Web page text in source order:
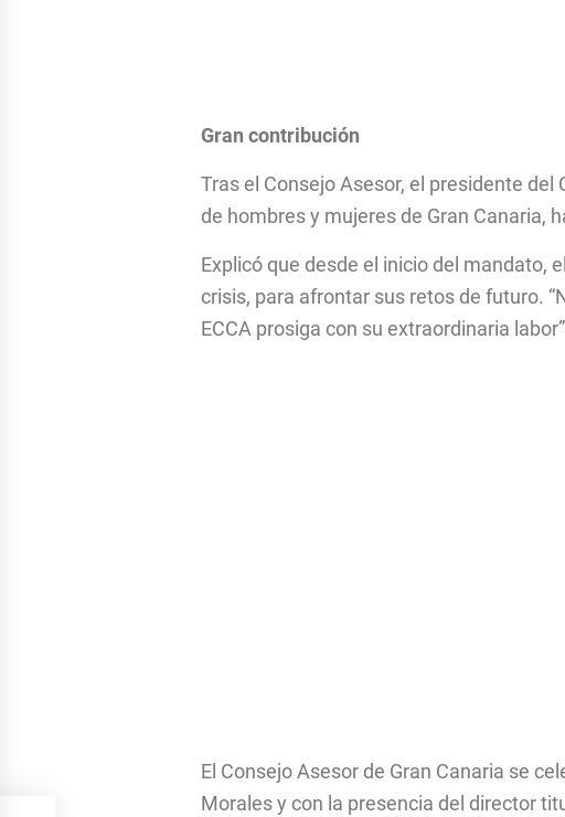
Gran contribución
Tras el Consejo Asesor, el presidente
de hombres y mujeres de Gran Canaria,
Explicó que desde el inicio del mandato,
crisis, para afrontar sus retos de futuro.
ECCA prosiga con su extraordinaria
El Consejo Asesor de Gran Canaria se
Morales y con la presencia del director